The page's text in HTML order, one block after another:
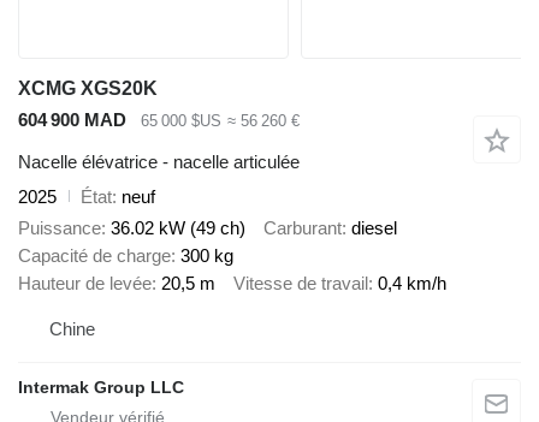
XCMG XGS20K
604 900 MAD
65 000 $US ≈ 56 260 €
Nacelle élévatrice - nacelle articulée
2025
État neuf
Puissance 36.02 kW (49 ch) Carburant diesel
Capacité de charge 300 kg
Hauteur de levée 20,5 m Vitesse de travail 0,4 km/h
Chine
Intermak Group LLC